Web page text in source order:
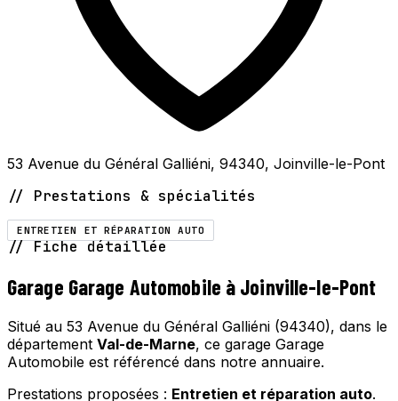
53 Avenue du Général Galliéni, 94340, Joinville-le-Pont
// Prestations & spécialités
ENTRETIEN ET RÉPARATION AUTO
// Fiche détaillée
Garage Garage Automobile à Joinville-le-Pont
Situé au 53 Avenue du Général Galliéni (94340), dans le
département Val-de-Marne, ce garage Garage
Automobile est référencé dans notre annuaire.
Prestations proposées : Entretien et réparation auto.